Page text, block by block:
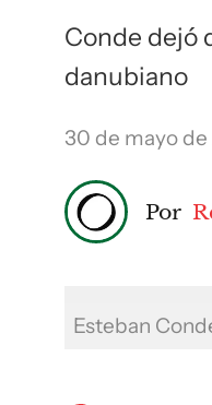
Conde dejó
danubiano
30 de mayo de
Por
Esteban